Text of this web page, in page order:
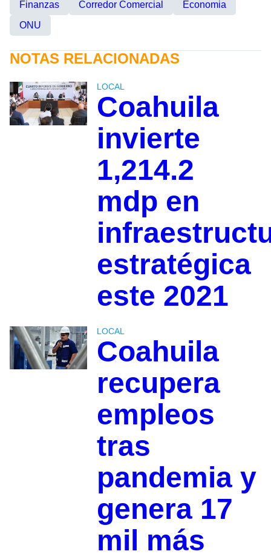
Finanzas Corredor Comercial
Economia
ONU
NOTAS RELACIONADAS
LOCAL
Coahuila
invierte
1,214.2
mdp en
estratégica
este 2021
LOCAL
Coahuila
recupera
empleos
tras
pandemia y
genera 17
mil más